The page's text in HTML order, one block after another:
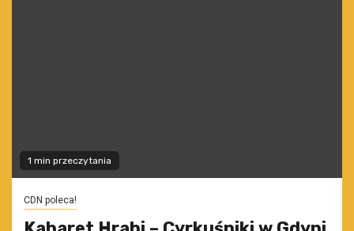
1 min przeczytania
CDN poleca!